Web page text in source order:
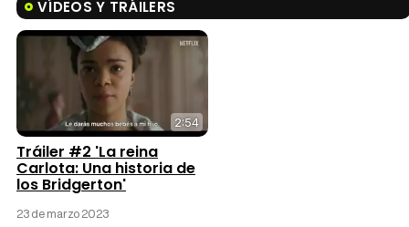
VÍDEOS Y TRÁILERS
2:54
Tráiler #2 'La reina
Carlota: Una historia de
los Bridgerton'
23 de marzo 2023